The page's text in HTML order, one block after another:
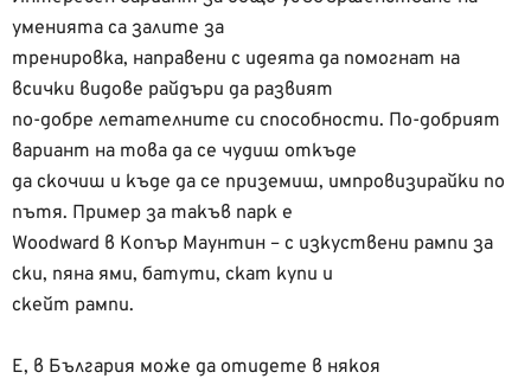
уменията са залите за
тренировка, направени с идеята да помогнат на
всички видове райдъри да развият
по-добре летателните си способности. По-добрият
вариант на това да се чудиш откъде
да скочиш и къде да се приземиш, импровизирайки по
пътя. Пример за такъв парк е
Woodward в Копър Маунтин – с изкуствени рампи за
ски, пяна ями, батути, скат купи и
скейт рампи.
Е, в България може да отидете в някоя